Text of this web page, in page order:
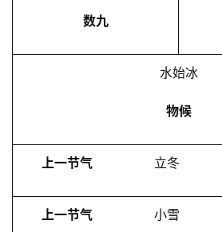
数九
水始冰
物候
上一节气 立冬
上一节气 小雪